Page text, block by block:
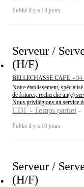
Publié il y a 14 jours
Serveur /
(H/F)
BELLECHASSE CAFE - 94
Notre établissement,
de fritures, recherche un(e)
Nous privilégions un service
CDI - Temps partiel
Publié il y a 10 jours
Serveur /
(H/F)